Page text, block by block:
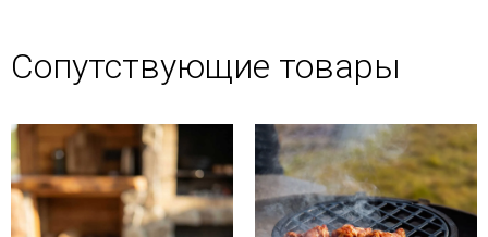
Сопутствующие товары